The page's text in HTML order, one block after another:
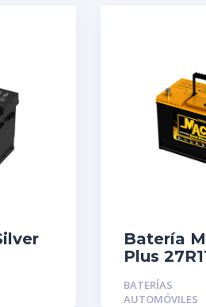
Batería
Plus
BATERÍAS
AUTOMÓVILES